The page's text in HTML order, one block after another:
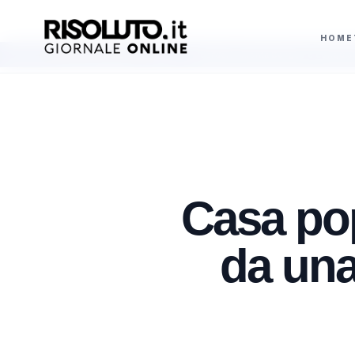
HOME
AGGIORNAMENTI
i nidi in Sicilia Darderi rimonta Borges e conquista i quarti di finale al
Casa
da